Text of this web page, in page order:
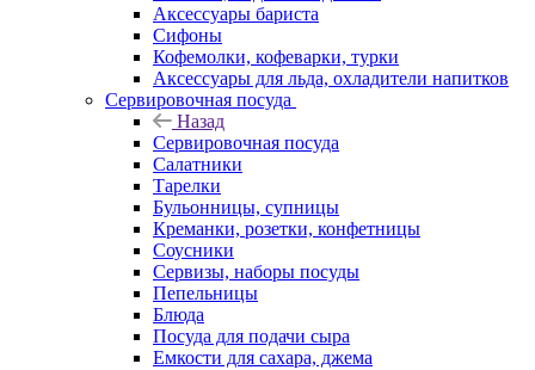
Аксессуары бариста
Сифоны
Кофемолки, кофеварки, турки
Аксессуары для льда, охладители напитков
Сервировочная посуда
Назад
Сервировочная посуда
Салатники
Тарелки
Бульонницы, супницы
Креманки, розетки, конфетницы
Соусники
Сервизы, наборы посуды
Пепельницы
Блюда
Посуда для подачи сыра
Емкости для сахара, джема